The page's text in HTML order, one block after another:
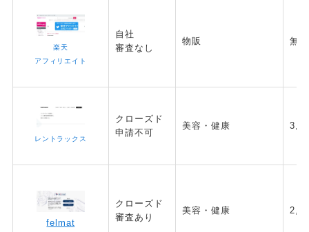
楽天
アフィリエイト
自社
審査なし
物販 無数
レントラックス
クローズド
申請不可
美容・健康
felmat
クローズド
審査あり
美容・健康